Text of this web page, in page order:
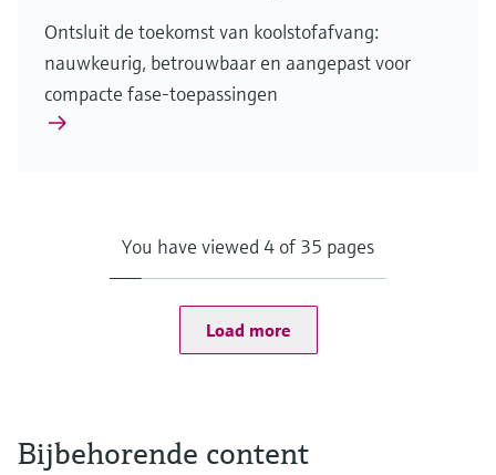
Ontsluit de toekomst van koolstofafvang:
nauwkeurig, betrouwbaar en aangepast voor
compacte fase-toepassingen
You have viewed 4 of 35 pages
Load more
Bijbehorende content